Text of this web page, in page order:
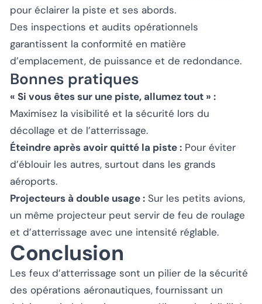
pour éclairer la piste et ses abords.
Des inspections et audits opérationnels
garantissent la conformité en matière
d’emplacement, de puissance et de redondance.
Bonnes pratiques
« Si vous êtes sur une piste, allumez tout » :
Maximisez la visibilité et la sécurité lors du
décollage et de l’atterrissage.
Éteindre après avoir quitté la piste : Pour éviter
d’éblouir les autres, surtout dans les grands
aéroports.
Projecteurs à double usage : Sur les petits avions,
un même projecteur peut servir de feu de roulage
et d’atterrissage avec une intensité réglable.
Conclusion
Les feux d’atterrissage sont un pilier de la sécurité
des opérations aéronautiques, fournissant un